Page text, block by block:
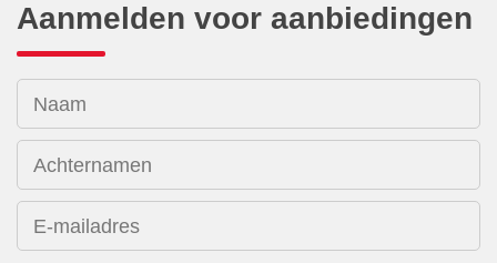
Aanmelden voor aanbiedingen
Naam
Achternamen
E-mailadres